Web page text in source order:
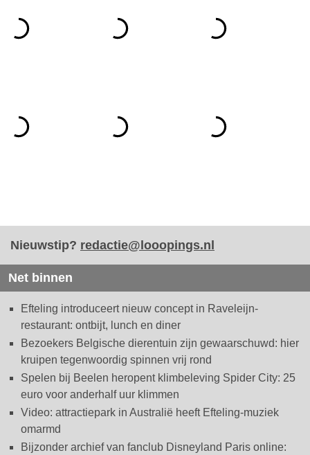
Nieuwstip? redactie@looopings.nl
Net binnen
Efteling introduceert nieuw concept in Raveleijn-
restaurant: ontbijt, lunch en diner
Bezoekers Belgische dierentuin zijn gewaarschuwd: hier
kruipen tegenwoordig spinnen vrij rond
Spelen bij Beelen heropent klimbeleving Spider City: 25
euro voor anderhalf uur klimmen
Video: attractiepark in Australië heeft Efteling-muziek
omarmd
Bijzonder archief van fanclub Disneyland Paris online: